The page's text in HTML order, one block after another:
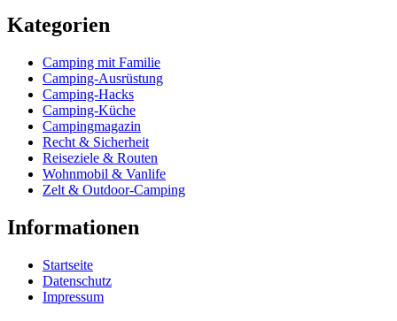
Kategorien
Camping mit Familie
Camping-Ausrüstung
Camping-Hacks
Camping-Küche
Campingmagazin
Recht & Sicherheit
Reiseziele & Routen
Wohnmobil & Vanlife
Zelt & Outdoor-Camping
Informationen
Startseite
Datenschutz
Impressum